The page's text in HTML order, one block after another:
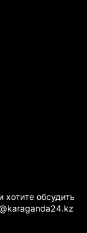
хотите обсудить